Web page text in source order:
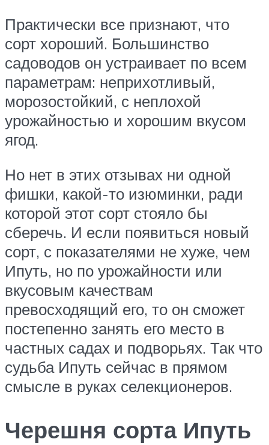
Практически все признают, что
сорт хороший. Большинство
садоводов он устраивает по всем
параметрам: неприхотливый,
морозостойкий, с неплохой
урожайностью и хорошим вкусом
ягод.
Но нет в этих отзывах ни одной
фишки, какой-то изюминки, ради
которой этот сорт стояло бы
сберечь. И если появиться новый
сорт, с показателями не хуже, чем
Ипуть, но по урожайности или
вкусовым качествам
превосходящий его, то он сможет
постепенно занять его место в
частных садах и подворьях. Так что
судьба Ипуть сейчас в прямом
смысле в руках селекционеров.
Черешня сорта Ипуть